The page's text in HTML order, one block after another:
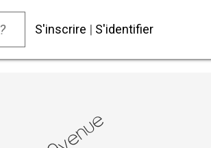
S'inscrire | S'identifier